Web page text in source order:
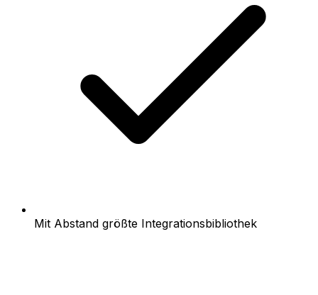
Mit Abstand größte Integrationsbibliothek